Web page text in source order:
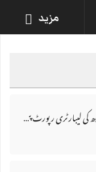
مزید
پاکستان میں‌تیل، گھی اور دودھ کی لیبارٹری رپورٹ پیش ، 176 نمونے غیر معیاری قرار